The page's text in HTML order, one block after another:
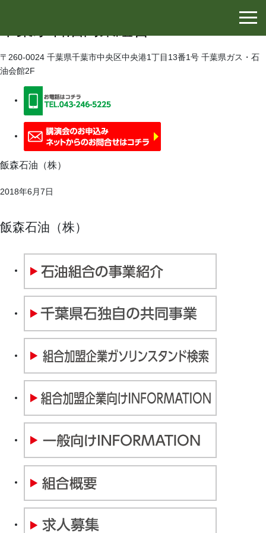
〒260-0024 千葉県千葉市中央区中央港1丁目13番1号 千葉県ガス・石
油会館2F
飯森石油（株）
2018年6月7日
飯森石油（株）